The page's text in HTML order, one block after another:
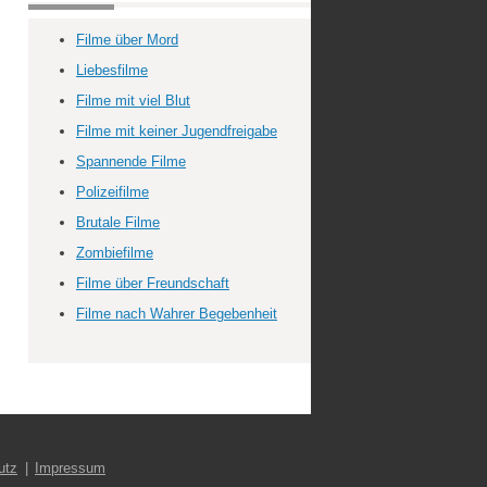
Filme über Mord
Liebesfilme
Filme mit viel Blut
Filme mit keiner Jugendfreigabe
Spannende Filme
Polizeifilme
Brutale Filme
Zombiefilme
Filme über Freundschaft
Filme nach Wahrer Begebenheit
Impressum